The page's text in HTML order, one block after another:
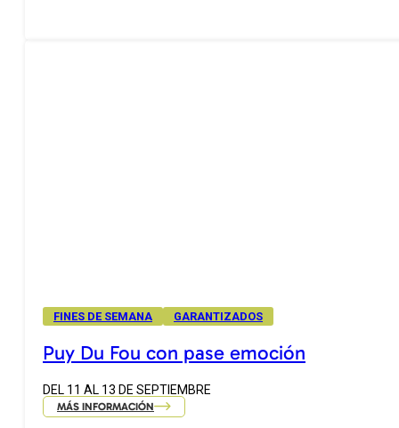
FINES DE SEMANA GARANTIZADOS
Puy Du Fou con pase emoción
DEL 11 AL 13 DE SEPTIEMBRE
MÁS INFORMACIÓN